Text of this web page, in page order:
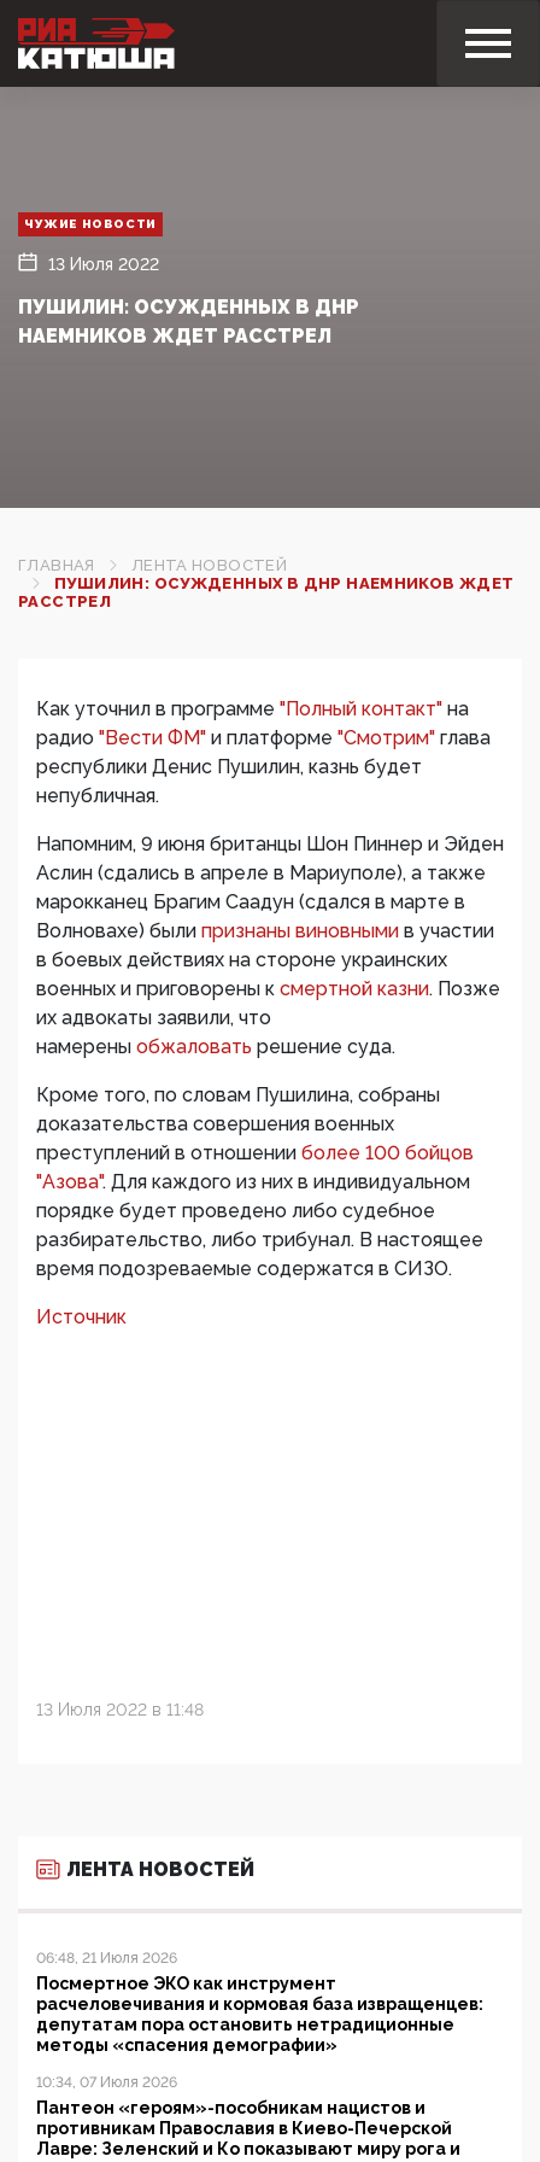
ЧУЖИЕ НОВОСТИ
13 Июля 2022
ПУШИЛИН: ОСУЖДЕННЫХ В ДНР
НАЕМНИКОВ ЖДЕТ РАССТРЕЛ
ГЛАВНАЯ
ЛЕНТА НОВОСТЕЙ
ПУШИЛИН: ОСУЖДЕННЫХ В ДНР НАЕМНИКОВ ЖДЕТ
РАССТРЕЛ
Как уточнил в программе "Полный контакт" на
радио "Вести ФМ" и платформе "Смотрим" глава
республики Денис Пушилин, казнь будет
непубличная.
Напомним, 9 июня британцы Шон Пиннер и Эйден
Аслин (сдались в апреле в Мариуполе), а также
марокканец Брагим Саадун (сдался в марте в
Волновахе) были признаны виновными в участии
в боевых действиях на стороне украинских
военных и приговорены к смертной казни. Позже
их адвокаты заявили, что
намерены обжаловать решение суда.
Кроме того, по словам Пушилина, собраны
доказательства совершения военных
преступлений в отношении более 100 бойцов
"Азова". Для каждого из них в индивидуальном
порядке будет проведено либо судебное
разбирательство, либо трибунал. В настоящее
время подозреваемые содержатся в СИЗО.
Источник
13 Июля 2022 в 11:48
ЛЕНТА НОВОСТЕЙ
06:48, 21 Июля 2026
Посмертное ЭКО как инструмент
расчеловечивания и кормовая база извращенцев:
депутатам пора остановить нетрадиционные
методы «спасения демографии»
10:34, 07 Июля 2026
Пантеон «героям»-пособникам нацистов и
противникам Православия в Киево-Печерской
Лавре: Зеленский и Ко показывают миру рога и